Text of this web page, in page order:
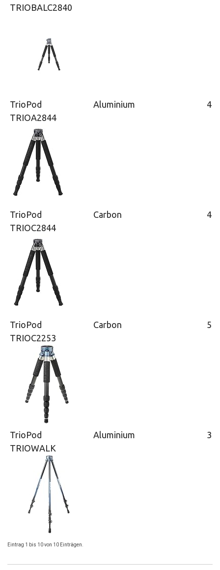
TRIOBALC2840
TrioPod
TRIOA2844
Aluminium 4
TrioPod
TRIOC2844
Carbon 4
TrioPod
TRIOC2253
Carbon 5
TrioPod
TRIOWALK
Aluminium 3
Eintrag 1 bis 10 von 10 Einträgen.